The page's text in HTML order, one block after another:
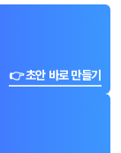
👉 초안 바로 만들기